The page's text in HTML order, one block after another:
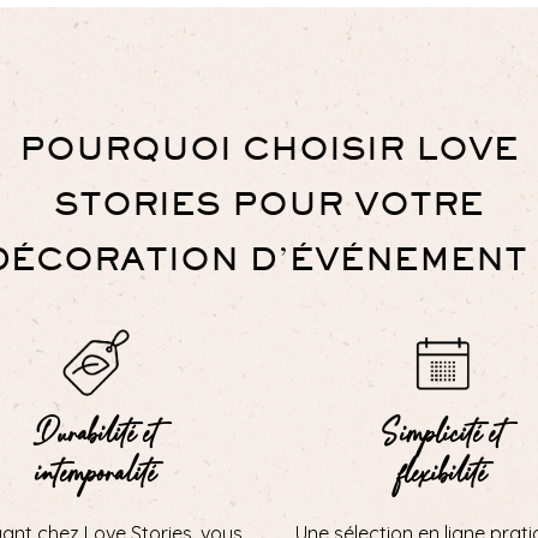
POURQUOI CHOISIR LOVE
STORIES POUR VOTRE
D’ÉVÉNEMENT
Durabilité et
intemporalité
chez Love Stories, vous
Simplicité et
flexibilité
Une sélection en ligne